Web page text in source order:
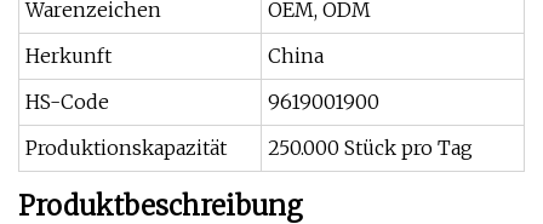
Warenzeichen
OEM, ODM
Herkunft
China
HS-Code
9619001900
Produktionskapazität
250.000 Stück pro Tag
Produktbeschreibung